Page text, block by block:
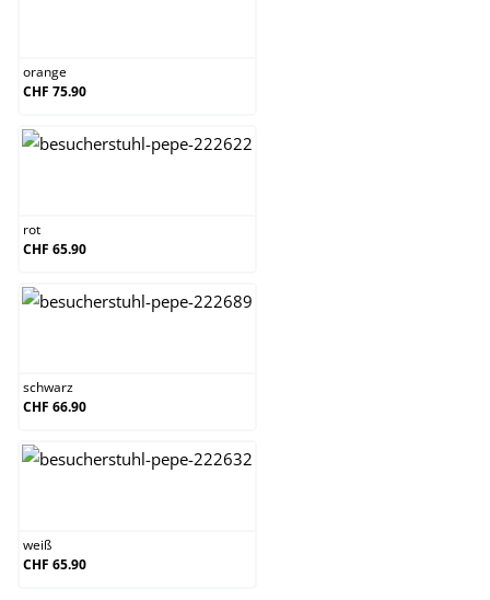
orange
CHF 75.90
rot
CHF 65.90
schwarz
CHF 66.90
weiß
CHF 65.90